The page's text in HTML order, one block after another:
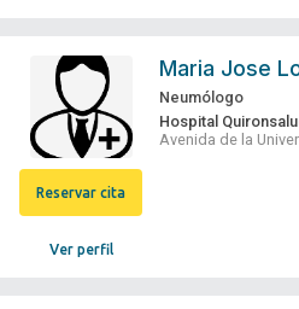
Ver perfil
Reservar cita
Maria Jose
Neumólogo
Hospital
Avenida de la